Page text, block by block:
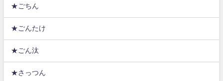
★ごちん
★ごんたけ
★ごん汰
★さっつん